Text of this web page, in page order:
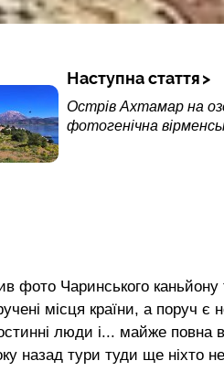
Наступна стаття
Острів Ахтамар на
фотогенічна
фото Чаринського каньйону
місця країни, а поруч
люди і... майже повна
назад тури туди ще ніхто